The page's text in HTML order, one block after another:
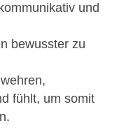
und
bewusster zu
fühlt, um somit